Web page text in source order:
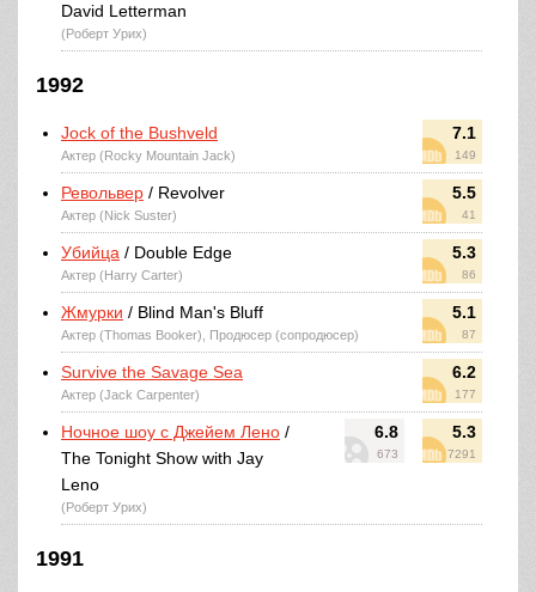
David Letterman
(Роберт Урих)
1992
7.1
149
Jock of the Bushveld
Актер (Rocky Mountain Jack)
5.5
41
Револьвер / Revolver
Актер (Nick Suster)
5.3
86
Убийца / Double Edge
Актер (Harry Carter)
5.1
87
Жмурки / Blind Man's Bluff
Актер (Thomas Booker), Продюсер (сопродюсер)
6.2
177
Survive the Savage Sea
Актер (Jack Carpenter)
6.8
673
5.3
7291
Ночное шоу с Джейем Лено /
The Tonight Show with Jay
Leno
(Роберт Урих)
1991